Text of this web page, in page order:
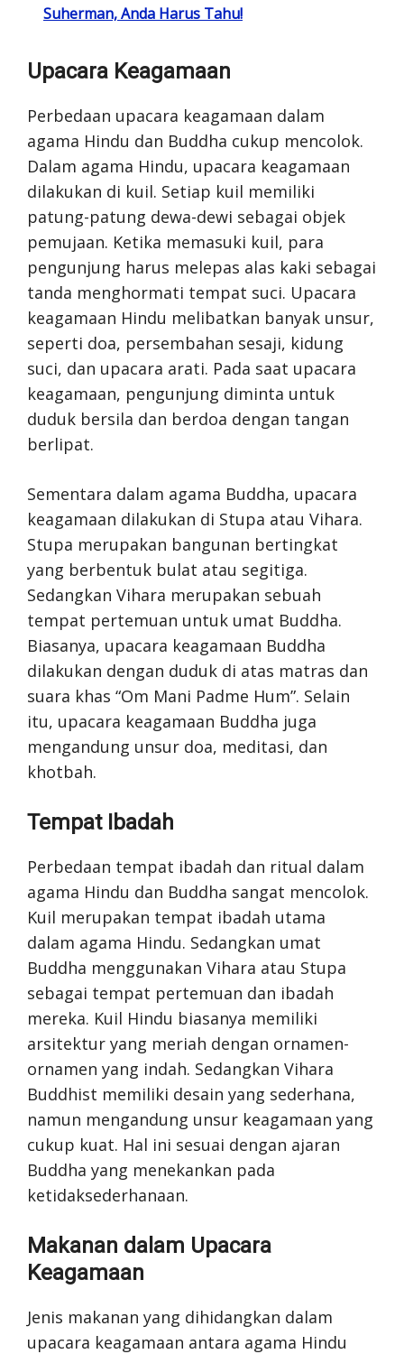
Suherman, Anda Harus Tahu!
Upacara Keagamaan
Perbedaan upacara keagamaan dalam
agama Hindu dan Buddha cukup mencolok.
Dalam agama Hindu, upacara keagamaan
dilakukan di kuil. Setiap kuil memiliki
patung-patung dewa-dewi sebagai objek
pemujaan. Ketika memasuki kuil, para
pengunjung harus melepas alas kaki sebagai
tanda menghormati tempat suci. Upacara
keagamaan Hindu melibatkan banyak unsur,
seperti doa, persembahan sesaji, kidung
suci, dan upacara arati. Pada saat upacara
keagamaan, pengunjung diminta untuk
duduk bersila dan berdoa dengan tangan
berlipat.
Sementara dalam agama Buddha, upacara
keagamaan dilakukan di Stupa atau Vihara.
Stupa merupakan bangunan bertingkat
yang berbentuk bulat atau segitiga.
Sedangkan Vihara merupakan sebuah
tempat pertemuan untuk umat Buddha.
Biasanya, upacara keagamaan Buddha
dilakukan dengan duduk di atas matras dan
suara khas “Om Mani Padme Hum”. Selain
itu, upacara keagamaan Buddha juga
mengandung unsur doa, meditasi, dan
khotbah.
Tempat Ibadah
Perbedaan tempat ibadah dan ritual dalam
agama Hindu dan Buddha sangat mencolok.
Kuil merupakan tempat ibadah utama
dalam agama Hindu. Sedangkan umat
Buddha menggunakan Vihara atau Stupa
sebagai tempat pertemuan dan ibadah
mereka. Kuil Hindu biasanya memiliki
arsitektur yang meriah dengan ornamen-
ornamen yang indah. Sedangkan Vihara
Buddhist memiliki desain yang sederhana,
namun mengandung unsur keagamaan yang
cukup kuat. Hal ini sesuai dengan ajaran
Buddha yang menekankan pada
ketidaksederhanaan.
Makanan dalam Upacara
Keagamaan
Jenis makanan yang dihidangkan dalam
upacara keagamaan antara agama Hindu